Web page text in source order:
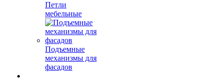
Петли
мебельные
Подъемные
механизмы для
фасадов